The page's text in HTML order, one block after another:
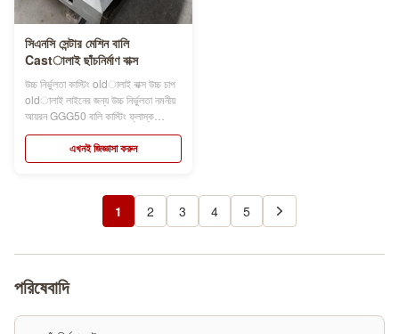
সিএনসি সেন্টার মেশিন বালি
Castালাই ছাঁচনির্মাণ বাক্স
উচ্চ নির্ভুলতা কাস্টিং oldালাই বাক্স উচ্চ চাপ
oldালাই লাইনের জন্য উচ্চ নির্ভুলতা নমনীয়
আয়রন GGG50 বালি কাস্টিং ফ্লাস্ক
ছাঁচনির্মাণ বাক্সের নাম ছাঁচনির্মাণ ফ্লাস্ক, ছাঁচ
ফ্লাস্ক, বালি ফ্লাস্ক, বালি বাক্স, যা স্বয়ংক্রিয়
বা ডেমি-স্বয়ংক্রিয় ingালাই লাইন ব্যবহার
এখনই জিজ্ঞাসা করুন
1 2 3 4 5
পরিষেবাদি